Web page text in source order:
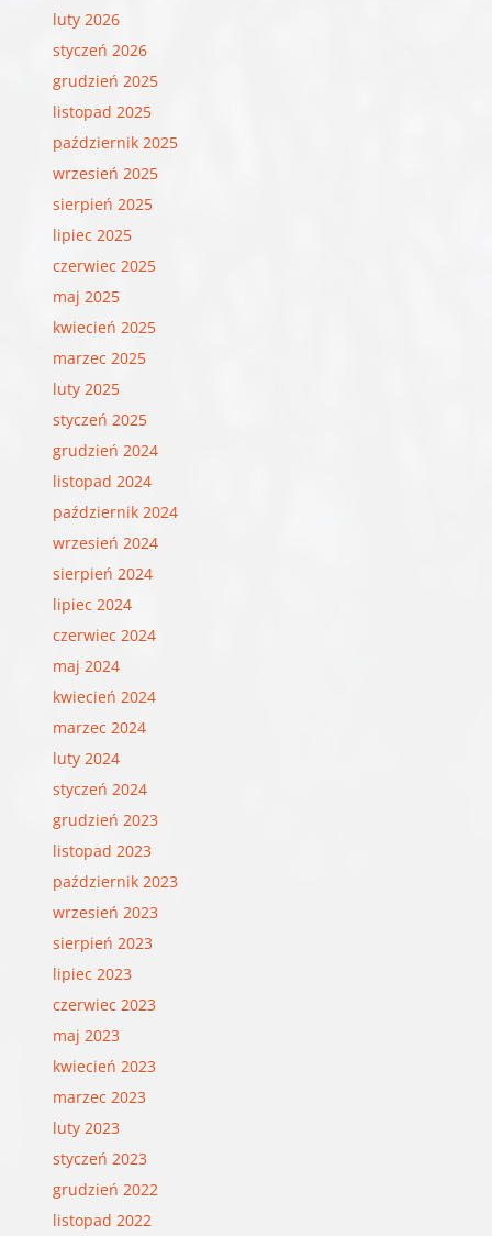
luty 2026
styczeń 2026
grudzień 2025
listopad 2025
październik 2025
wrzesień 2025
sierpień 2025
lipiec 2025
czerwiec 2025
maj 2025
kwiecień 2025
marzec 2025
luty 2025
styczeń 2025
grudzień 2024
listopad 2024
październik 2024
wrzesień 2024
sierpień 2024
lipiec 2024
czerwiec 2024
maj 2024
kwiecień 2024
marzec 2024
luty 2024
styczeń 2024
grudzień 2023
listopad 2023
październik 2023
wrzesień 2023
sierpień 2023
lipiec 2023
czerwiec 2023
maj 2023
kwiecień 2023
marzec 2023
luty 2023
styczeń 2023
grudzień 2022
listopad 2022